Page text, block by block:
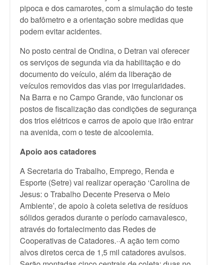
pipoca e dos camarotes, com a simulação do teste
do bafômetro e a orientação sobre medidas que
podem evitar acidentes.
No posto central de Ondina, o Detran vai oferecer
os serviços de segunda via da habilitação e do
documento do veículo, além da liberação de
veículos removidos das vias por irregularidades.
Na Barra e no Campo Grande, vão funcionar os
postos de fiscalização das condições de segurança
dos trios elétricos e carros de apoio que irão entrar
na avenida, com o teste de alcoolemia.
Apoio aos catadores
A Secretaria do Trabalho, Emprego, Renda e
Esporte (Setre) vai realizar operação ‘Carolina de
Jesus: o Trabalho Decente Preserva o Meio
Ambiente’, de apoio à coleta seletiva de resíduos
sólidos gerados durante o período carnavalesco,
através do fortalecimento das Redes de
Cooperativas de Catadores.··A ação tem como
alvos diretos cerca de 1,5 mil catadores avulsos.